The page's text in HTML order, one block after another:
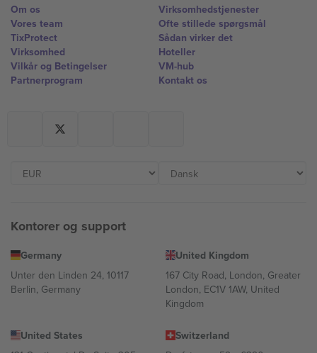
Om os
Vores team
TixProtect
Virksomhed
Vilkår og Betingelser
Partnerprogram
Virksomhedstjenester
Ofte stillede spørgsmål
Sådan virker det
Hoteller
VM-hub
Kontakt os
Kontorer og support
Germany
Unter den Linden 24, 10117
Berlin, Germany
United Kingdom
167 City Road, London, Greater
London, EC1V 1AW, United
Kingdom
United States
Switzerland